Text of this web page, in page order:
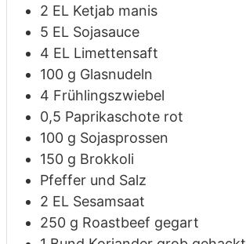
2 EL Ketjab manis
5 EL Sojasauce
4 EL Limettensaft
100 g Glasnudeln
4 Frühlingszwiebel
0,5 Paprikaschote rot
100 g Sojasprossen
150 g Brokkoli
Pfeffer und Salz
2 EL Sesamsaat
250 g Roastbeef gegart